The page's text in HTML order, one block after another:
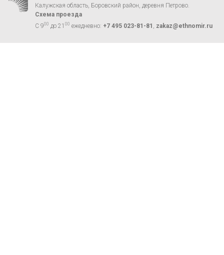
Калужская область, Боровский район, деревня Петрово.
Схема проезда
С 900 до 21 00 ежедневно: +7 495 023-81-81 , zakaz@ethnomir.ru